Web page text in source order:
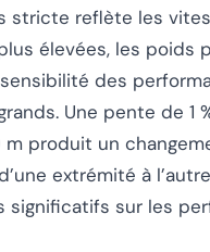
stricte reflète les
élevées, les poids
des
Une pente de 1
produit un
extrémité à
significatifs sur les